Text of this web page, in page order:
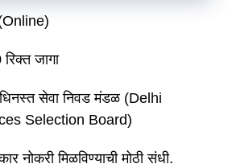
रिक्त जागा
सेवा निवड मंडळ (Delhi
Selection Board)
नोकरी मिळविण्याची मोठी संधी.